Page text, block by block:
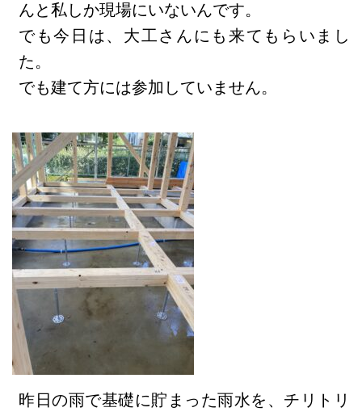
んと私しか現場にいないんです。
でも今日は、大工さんにも来てもらいまし
た。
でも建て方には参加していません。
昨日の雨で基礎に貯まった雨水を、チリトリ